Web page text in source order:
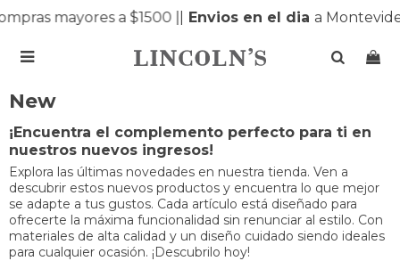
mayores a $1500 | Envios en el dia a

New
¡Encuentra el complemento perfecto para ti en
nuestros nuevos ingresos!
Explora las últimas novedades en nuestra tienda. Ven a
descubrir estos nuevos productos y encuentra lo que mejor
se adapte a tus gustos. Cada artículo está diseñado para
ofrecerte la máxima funcionalidad sin renunciar al estilo. Con
materiales de alta calidad y un diseño cuidado siendo ideales
para cualquier ocasión. ¡Descubrilo hoy!